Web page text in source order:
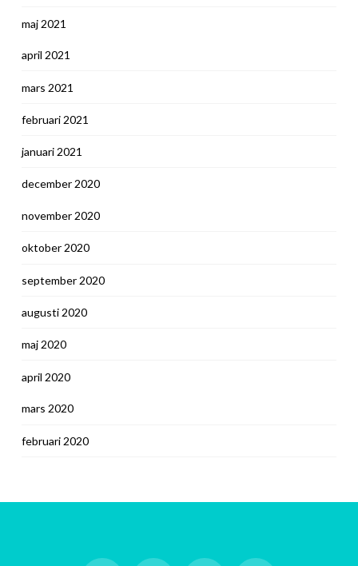
maj 2021
april 2021
mars 2021
februari 2021
januari 2021
december 2020
november 2020
oktober 2020
september 2020
augusti 2020
maj 2020
april 2020
mars 2020
februari 2020